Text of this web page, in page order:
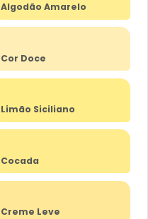
Algodão Amarelo
Cor Doce
Limão Siciliano
Cocada
Creme Leve